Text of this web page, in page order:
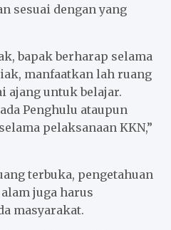
sesuai dengan yang
bapak berharap selama
manfaatkan lah ruang
ajang untuk belajar.
Penghulu ataupun
pelaksanaan KKN,”
terbuka, pengetahuan
juga harus
masyarakat.